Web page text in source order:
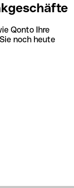
Qonto Ihre
noch heute